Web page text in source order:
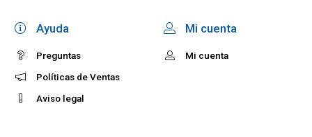
Ayuda
Preguntas
Políticas de Ventas
Aviso legal
Mi cuenta
Mi cuenta